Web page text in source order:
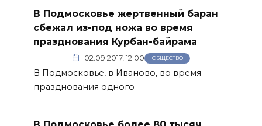
В Подмосковье жертвенный баран
сбежал из-под ножа во время
празднования Курбан-байрама
02.09.2017, 12:00 ОБЩЕСТВО
В Подмосковье, в Иваново, во время
празднования одного